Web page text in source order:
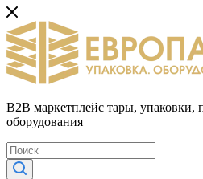
B2B маркетплейс тары, упаковки,
оборудования